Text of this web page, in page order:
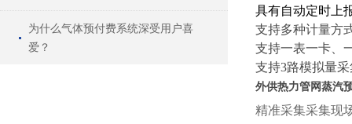
为什么气体预付费系统深受用户喜
爱？
具有自动定时上
支持多种计量方
支持一表一卡、
支持3路模拟量
外供热力管网蒸汽
精准采集采集现